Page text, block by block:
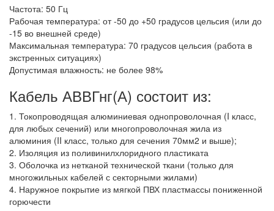
Частота: 50 Гц
Рабочая температура: от -50 до +50 градусов цельсия (или до
-15 во внешней среде)
Максимальная температура: 70 градусов цельсия (работа в
экстренных ситуациях)
Допустимая влажность: не более 98%
Кабель АВВГнг(А) состоит из:
1. Токопроводящая алюминиевая однопроволочная (I класс,
для любых сечений) или многопроволочная жила из
алюминия (II класс, только для сечения 70мм2 и выше);
2. Изоляция из поливинилхлоридного пластиката
3. Оболочка из нетканой технической ткани (только для
многожильных кабелей с секторными жилами)
4. Наружное покрытие из мягкой ПВХ пластмассы пониженной
горючести